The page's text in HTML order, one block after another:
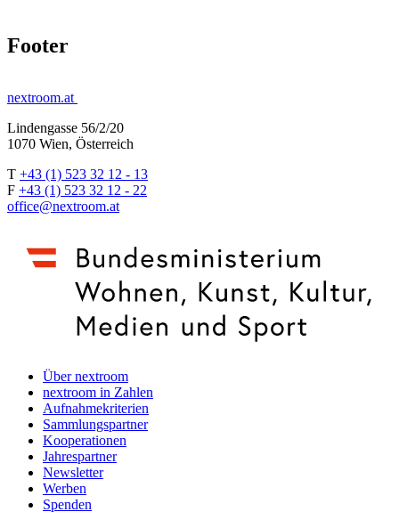
Footer
nextroom.at
Lindengasse 56/2/20
1070 Wien, Österreich
T +43 (1) 523 32 12 - 13
F +43 (1) 523 32 12 - 22
office@nextroom.at
Über nextroom
nextroom in Zahlen
Aufnahmekriterien
Sammlungspartner
Kooperationen
Jahrespartner
Newsletter
Werben
Spenden